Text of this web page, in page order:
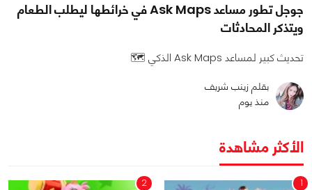
جوجل تطور مساعد Ask Maps في خرائطها ليطلب الطعام
ويتذكر المحادثات
تحديث كبير لمساعد Ask Maps الذكي 🗺️
بقلم زينب شريف
منذ يوم
الأكثر مشاهدة
1
2